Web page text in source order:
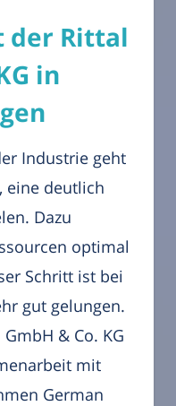
der Rittal
in
Industrie geht
eine deutlich
Dazu
optimal
Schritt ist bei
gut gelungen.
& Co. KG
mit
German